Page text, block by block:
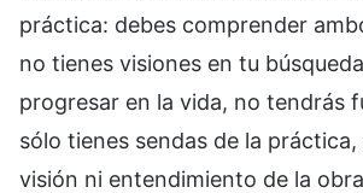
práctica: debes comprender
no tienes visiones en tu
progresar en la vida, no tendrás
sólo tienes sendas de la
visión ni entendimiento de la